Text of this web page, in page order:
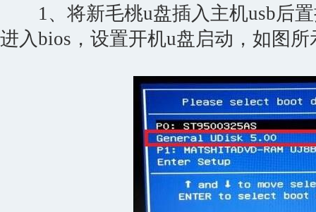
1、将新毛桃u盘插入主机usb后置
进入bios，设置开机u盘启动，如图所